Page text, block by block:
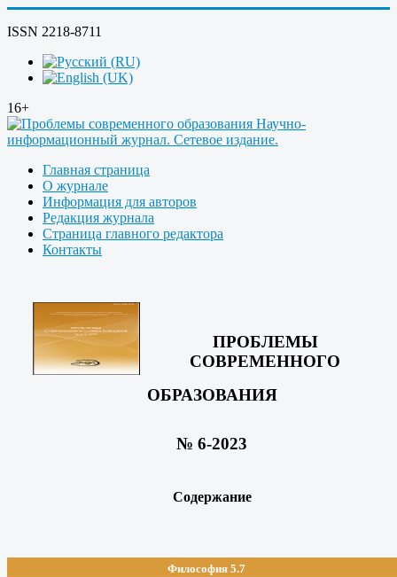
ISSN 2218-8711
16+
Главная страница
О журнале
Информация для авторов
Редакция журнала
Страница главного редактора
Контакты
ПРОБЛЕМЫ
СОВРЕМЕННОГО
ОБРАЗОВАНИЯ
№ 6-2023
Содержание
Философия 5.7